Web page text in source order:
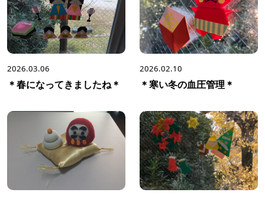
2026.03.06
＊春になってきましたね＊
2026.02.10
＊寒い冬の血圧管理＊